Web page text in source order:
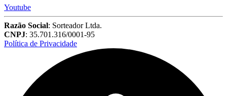
Youtube
Razão Social: Sorteador Ltda.
CNPJ: 35.701.316/0001-95
Política de Privacidade